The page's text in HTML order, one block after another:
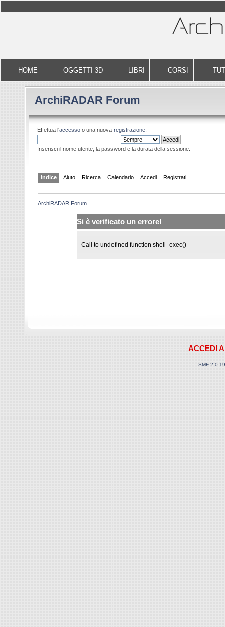
HOME OGGETTI 3D LIBRI CORSI
ArchiRADAR Forum
Effettua l'accesso o una nuova registrazione.
Inserisci il nome utente, la password e la durata della sessione.
Indice Aiuto Ricerca Calendario Accedi Registrati
ArchiRADAR Forum
Si è verificato un errore!
Call to undefined function shell_exec()
ACCEDI
SMF 2.0.19